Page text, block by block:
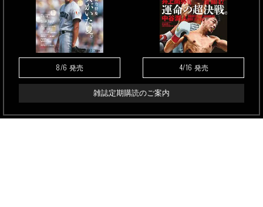
8/6 発売 4/16 発売
雑誌定期購読のご案内